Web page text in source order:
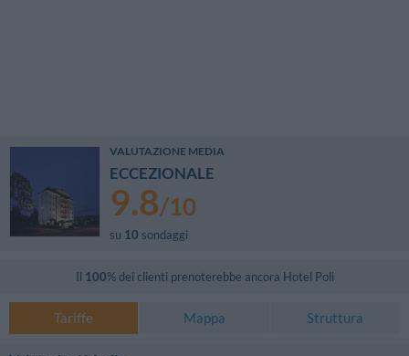
VALUTAZIONE MEDIA
ECCEZIONALE
9.8/10
su 10 sondaggi
Il 100% dei clienti prenoterebbe ancora Hotel Poli
Tariffe Mappa Struttura